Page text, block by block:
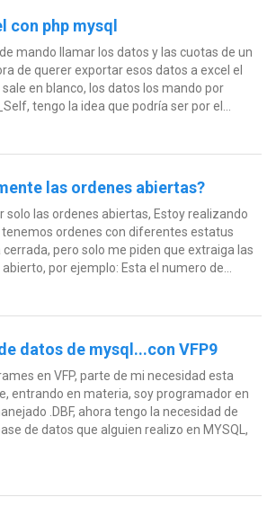
con php mysql
mando llamar los datos y las cuotas de un
de querer exportar esos datos a excel el
en blanco, los datos los mando por
tengo la idea que podría ser por el...
las ordenes abiertas?
solo las ordenes abiertas, Estoy realizando
ordenes con diferentes estatus
pero solo me piden que extraiga las
por ejemplo: Esta el numero de...
datos de mysql...con VFP9
en VFP, parte de mi necesidad esta
entrando en materia, soy programador en
.DBF, ahora tengo la necesidad de
de datos que alguien realizo en MYSQL,